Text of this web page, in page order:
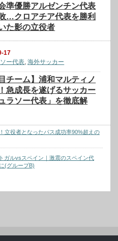
準優勝アルゼンチン代表
…クロアチア代表を勝利
た影の立役者
17
ー代表,海外サッカー
目チーム】浦和マルティノ
急成長を遂げるサッカー
ュラソー代表」を徹底解
立役者となったパス成功率90%超えの
ガルvsスペイン｜激震のスペイン代
(グループB)